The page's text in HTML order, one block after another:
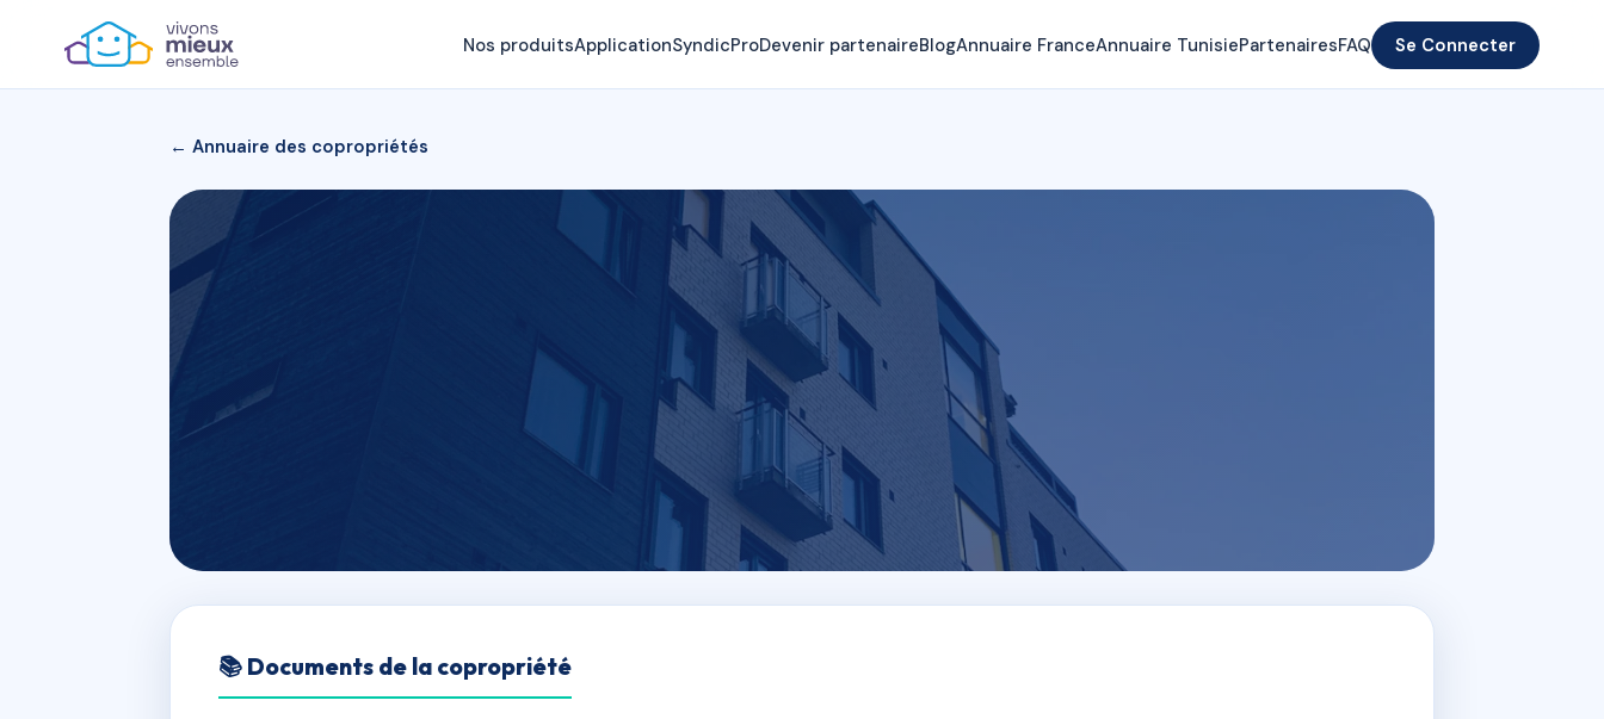
Nos produitsApplicationSyndicProDevenir partenaireBlogAnnuaire FranceAnnuaire TunisiePartenairesFAQ Se Connecter
← Annuaire des copropriétés
6 cours PAOLI
📚 Documents de la copropriété